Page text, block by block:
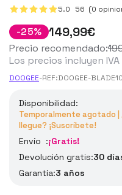
5.0 56 (0
-25% 149,99€
Precio recomendado:
Los precios incluyen IVA
DOOGEE-REF:DOOGEE-
Disponibilidad:
Temporalmente agotado
llegue? ¡Suscríbete!
Envío :¡Gratis!
Devolución gratis:30
Garantía:3 años